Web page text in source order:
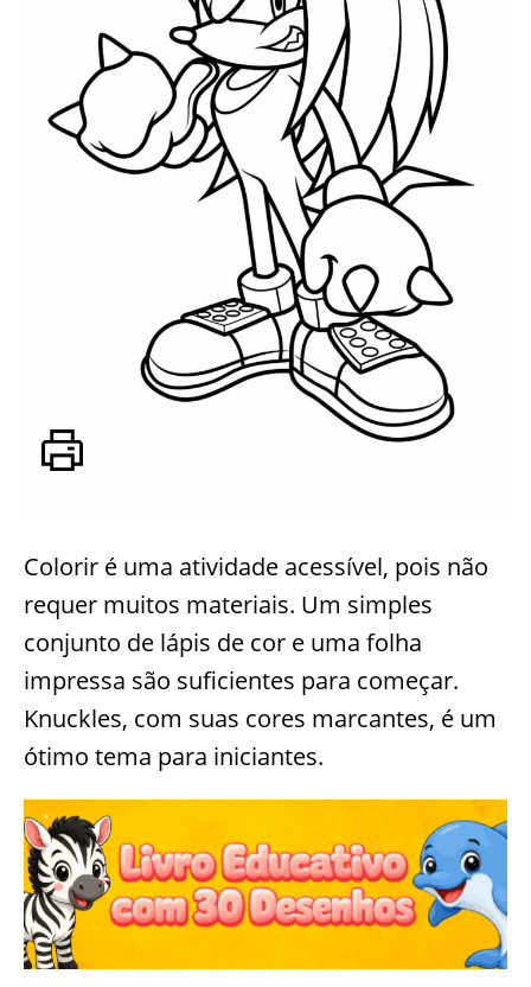
Colorir é uma atividade acessível, pois não
requer muitos materiais. Um simples
conjunto de lápis de cor e uma folha
impressa são suficientes para começar.
Knuckles, com suas cores marcantes, é um
ótimo tema para iniciantes.